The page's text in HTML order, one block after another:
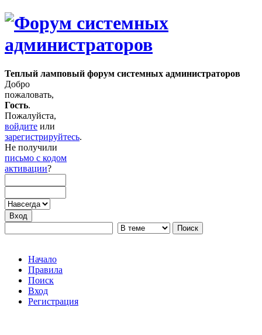
Теплый ламповый форум системных администраторов
Добро
пожаловать,
Гость.
Пожалуйста,
войдите или
зарегистрируйтесь.
Не получили
письмо с кодом
активации?
Начало
Правила
Поиск
Вход
Регистрация